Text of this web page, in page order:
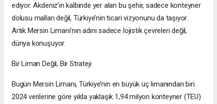
ediyor. Akdeniz’in kalbinde yer alan bu şehir, sadece konteyner
dolusu malları değil, Türkiye’nin ticari vizyonunu da taşıyor.
Artık Mersin Limanı’nın adını sadece lojistik çevreleri değil,
dünya konuşuyor.
Bir Liman Değil, Bir Strateji
Bugün Mersin Limanı, Türkiye’nin en büyük üç limanından biri.
2024 verilerine göre yılda yaklaşık 1,94 milyon konteyner (TEU)